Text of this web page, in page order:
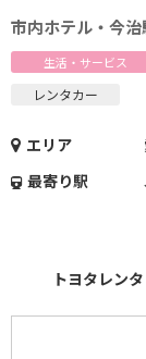
市内ホテル・今
生活・サービス
レンタカー
エリア
最寄り駅
トヨタレン